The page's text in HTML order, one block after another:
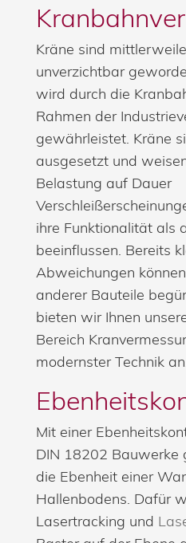
Kräne sind
unverzichtbar
wird durch die
Rahmen der
gewährleistet. Kräne
ausgesetzt und
Belastung auf Dauer
ihre Funktionalität als
beeinflussen. Bereits
Abweichungen
anderer Bauteile
bieten wir Ihnen
Bereich
modernster Technik
Mit einer
DIN 18202 Bauwerke
die Ebenheit einer
Hallenbodens. Dafür
Lasertracking und